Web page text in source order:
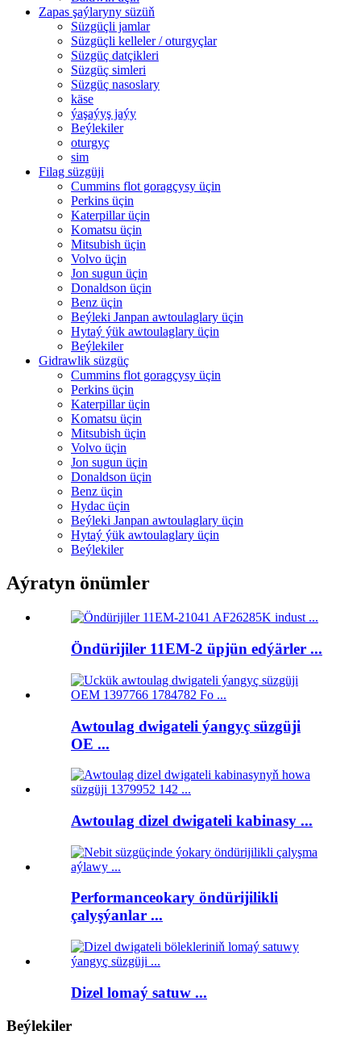
Zapas şaýlaryny süzüň
Süzgüçli jamlar
Süzgüçli kelleler / oturgyçlar
Süzgüç datçikleri
Süzgüç simleri
Süzgüç nasoslary
käse
ýaşaýyş jaýy
Beýlekiler
oturgyç
sim
Filag süzgüji
Cummins flot goragçysy üçin
Perkins üçin
Katerpillar üçin
Komatsu üçin
Mitsubish üçin
Volvo üçin
Jon sugun üçin
Donaldson üçin
Benz üçin
Beýleki Janpan awtoulaglary üçin
Hytaý ýük awtoulaglary üçin
Beýlekiler
Gidrawlik süzgüç
Cummins flot goragçysy üçin
Perkins üçin
Katerpillar üçin
Komatsu üçin
Mitsubish üçin
Volvo üçin
Jon sugun üçin
Donaldson üçin
Benz üçin
Hydac üçin
Beýleki Janpan awtoulaglary üçin
Hytaý ýük awtoulaglary üçin
Beýlekiler
Aýratyn önümler
Öndürijiler 11EM-2 üpjün edýärler ...
Awtoulag dwigateli ýangyç süzgüji
OE ...
Awtoulag dizel dwigateli kabinasy ...
Performanceokary öndürijilikli
çalyşýanlar ...
Dizel lomaý satuw ...
Beýlekiler